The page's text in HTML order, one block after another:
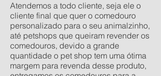
Atendemos a todo cliente, seja ele o
cliente final que quer o comedouro
personalizado para o seu animalzinho,
até petshops que queiram revender os
comedouros, devido a grande
quantidade o pet shop tem uma ótima
margem para revenda desse produto,